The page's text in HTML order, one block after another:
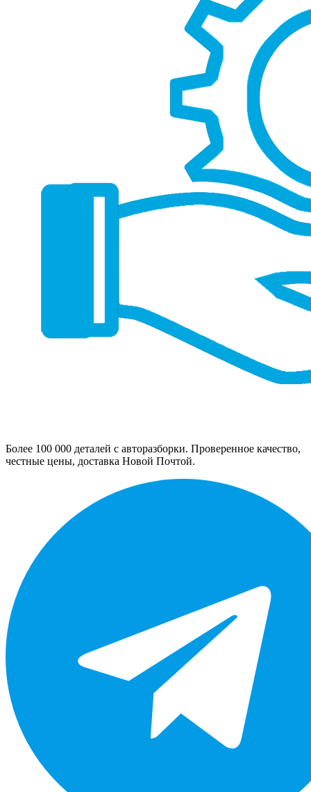
Более 100 000 деталей с авторазборки. Проверенное качество,
честные цены, доставка Новой Почтой.